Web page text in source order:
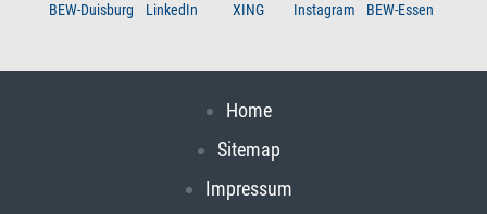
BEW-Duisburg LinkedIn XING Instagram BEW-Essen
Home
Sitemap
Impressum